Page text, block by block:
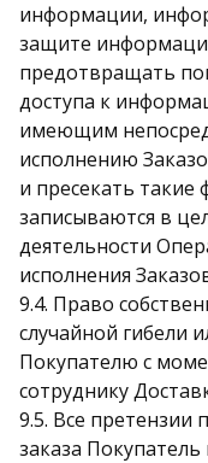
информации,
защите
предотвращать
доступа к
имеющим
исполнению
и пресекать
записываются в
деятельности
исполнения
9.4. Право
случайной гибели
Покупателю с
сотруднику
9.5. Все
заказа